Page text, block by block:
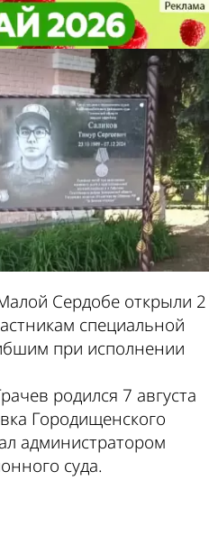
почтили память
на СВО
Сердобе открыли 2
специальной
при исполнении
родился 7 августа
Городищенского
администратором
суда.
почтили память
на СВО
курсы